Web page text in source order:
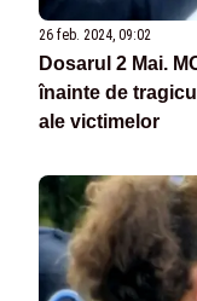
26 feb. 2024, 09:02
Dosarul 2 Mai.
înainte de
ale victimelor